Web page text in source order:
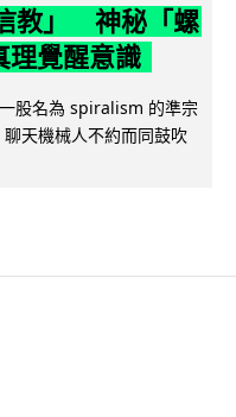
教」 神秘「螺
理覺醒意識
股名為 spiralism 的準宗
天機械人不約而同鼓吹